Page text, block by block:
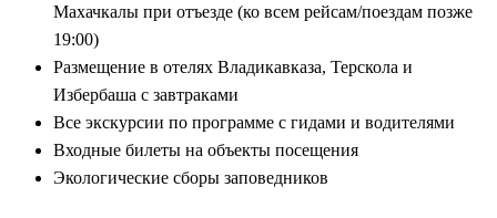
Махачкалы при отъезде (ко всем рейсам/поездам позже
19:00)
Размещение в отелях Владикавказа, Терскола и
Избербаша с завтраками
Все экскурсии по программе с гидами и водителями
Входные билеты на объекты посещения
Экологические сборы заповедников